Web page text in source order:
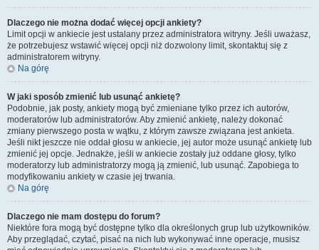
Dlaczego nie można dodać więcej opcji ankiety?
Limit opcji w ankiecie jest ustalany przez administratora witryny. Jeśli uważasz,
że potrzebujesz wstawić więcej opcji niż dozwolony limit, skontaktuj się z
administratorem witryny.
Na górę
W jaki sposób zmienić lub usunąć ankietę?
Podobnie, jak posty, ankiety mogą być zmieniane tylko przez ich autorów,
moderatorów lub administratorów. Aby zmienić ankietę, należy dokonać
zmiany pierwszego posta w wątku, z którym zawsze związana jest ankieta.
Jeśli nikt jeszcze nie oddał głosu w ankiecie, jej autor może usunąć ankietę lub
zmienić jej opcje. Jednakże, jeśli w ankiecie zostały już oddane głosy, tylko
moderatorzy lub administratorzy mogą ją zmienić, lub usunąć. Zapobiega to
modyfikowaniu ankiety w czasie jej trwania.
Na górę
Dlaczego nie mam dostępu do forum?
Niektóre fora mogą być dostępne tylko dla określonych grup lub użytkowników.
Aby przeglądać, czytać, pisać na nich lub wykonywać inne operacje, musisz